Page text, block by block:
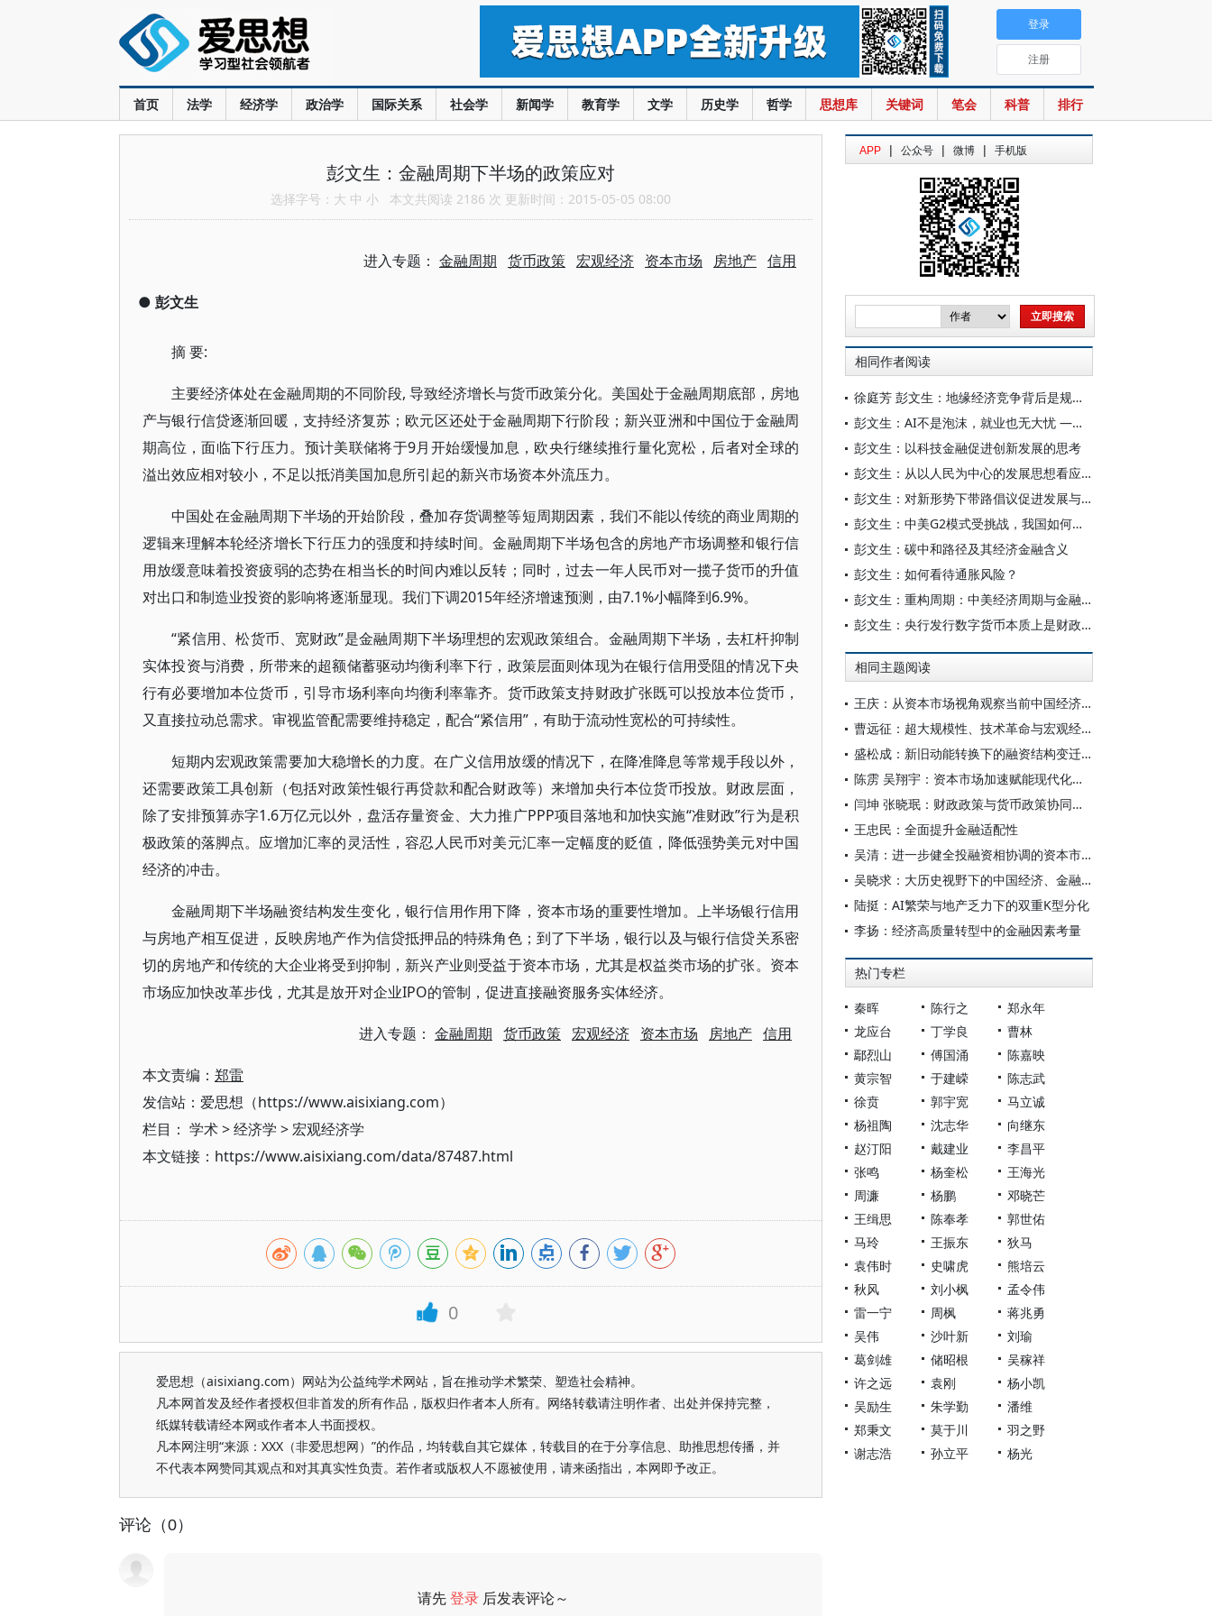
首页 法学 经济学 政治学 国际关系 社会学 新闻学 教育学 文学 历史学 哲学 思想库 关键词 笔会 科普 排行
登录
注册
彭文生：金融周期下半场的政策应对
选择字号： 大 中 小 本文共阅读 2186 次 更新时间：2015-05-05 08:00
进入专题： 金融周期 货币政策 宏观经济 资本市场 房地产 信用
● 彭文生
摘 要:
主要经济体处在金融周期的不同阶段, 导致经济增长与货币政策分化。美国处于金融周期底部，房地
产与银行信贷逐渐回暖，支持经济复苏；欧元区还处于金融周期下行阶段；新兴亚洲和中国位于金融周
期高位，面临下行压力。预计美联储将于9月开始缓慢加息，欧央行继续推行量化宽松，后者对全球的
溢出效应相对较小，不足以抵消美国加息所引起的新兴市场资本外流压力。
中国处在金融周期下半场的开始阶段，叠加存货调整等短周期因素，我们不能以传统的商业周期的
逻辑来理解本轮经济增长下行压力的强度和持续时间。金融周期下半场包含的房地产市场调整和银行信
用放缓意味着投资疲弱的态势在相当长的时间内难以反转；同时，过去一年人民币对一揽子货币的升值
对出口和制造业投资的影响将逐渐显现。我们下调2015年经济增速预测，由7.1%小幅降到6.9%。
“紧信用、松货币、宽财政”是金融周期下半场理想的宏观政策组合。金融周期下半场，去杠杆抑制
实体投资与消费，所带来的超额储蓄驱动均衡利率下行，政策层面则体现为在银行信用受阻的情况下央
行有必要增加本位货币，引导市场利率向均衡利率靠齐。货币政策支持财政扩张既可以投放本位货币，
又直接拉动总需求。审视监管配需要维持稳定，配合“紧信用”，有助于流动性宽松的可持续性。
短期内宏观政策需要加大稳增长的力度。在广义信用放缓的情况下，在降准降息等常规手段以外，
还需要政策工具创新（包括对政策性银行再贷款和配合财政等）来增加央行本位货币投放。财政层面，
除了安排预算赤字1.6万亿元以外，盘活存量资金、大力推广PPP项目落地和加快实施“准财政”行为是积
极政策的落脚点。应增加汇率的灵活性，容忍人民币对美元汇率一定幅度的贬值，降低强势美元对中国
经济的冲击。
金融周期下半场融资结构发生变化，银行信用作用下降，资本市场的重要性增加。上半场银行信用
与房地产相互促进，反映房地产作为信贷抵押品的特殊角色；到了下半场，银行以及与银行信贷关系密
切的房地产和传统的大企业将受到抑制，新兴产业则受益于资本市场，尤其是权益类市场的扩张。资本
市场应加快改革步伐，尤其是放开对企业IPO的管制，促进直接融资服务实体经济。
进入专题： 金融周期 货币政策 宏观经济 资本市场 房地产 信用
本文责编： 郑雷
发信站：爱思想（https://www.aisixiang.com）
栏目： 学术>经济学 >宏观经济学
本文链接：https://www.aisixiang.com/data/87487.html
0
爱思想（aisixiang.com）网站为公益纯学术网站，旨在推动学术繁荣、塑造社会精神。
凡本网首发及经作者授权但非首发的所有作品，版权归作者本人所有。网络转载请注明作者、出处并保持完整，
纸媒转载请经本网或作者本人书面授权。
凡本网注明“来源：XXX（非爱思想网）”的作品，均转载自其它媒体，转载目的在于分享信息、助推思想传播，并
不代表本网赞同其观点和对其真实性负责。若作者或版权人不愿被使用，请来函指出，本网即予改正。
评论（0）
请先登录 后发表评论～
APP | 公众号 | 微博 | 手机版
相同作者阅读
徐庭芳 彭文生：地缘经济竞争背后是规模竞争
彭文生：AI不是泡沫，就业也无大忧 ——可以两全吗
彭文生：以科技金融促进创新发展的思考
彭文生：从以人民为中心的发展思想看应对总需求不足
彭文生：对新形势下带路倡议促进发展与合作的几点思考
彭文生：中美G2模式受挑战，我国如何应对？
彭文生：碳中和路径及其经济金融含义
彭文生：如何看待通胀风险？
彭文生：重构周期：中美经济周期与金融周期的分歧、冲突与互动
彭文生：央行发行数字货币本质上是财政行为
相同主题阅读
王庆：从资本市场视角观察当前中国经济的结构特征
曹远征：超大规模性、技术革命与宏观经济的再平衡
盛松成：新旧动能转换下的融资结构变迁及对货币政策的思考
陈雳 吴翔宇：资本市场加速赋能现代化产业体系构建
闫坤 张晓珉：财政政策与货币政策协同发力 宏观经济治理效能提升
王忠民：全面提升金融适配性
吴清：进一步健全投融资相协调的资本市场功能 更好服务新质生产力和经济高质量发展——在2026陆家嘴论坛上的主题演讲
吴晓求：大历史视野下的中国经济、金融和资本市场
陆挺：AI繁荣与地产乏力下的双重K型分化
李扬：经济高质量转型中的金融因素考量
热门专栏
秦晖 陈行之
郑永年
龙应台
丁学良
曹林
鄢烈山
傅国涌
陈嘉映
黄宗智
于建嵘
陈志武
徐贲
郭宇宽
马立诚
杨祖陶
沈志华
向继东
赵汀阳
戴建业
李昌平
张鸣
杨奎松
王海光
周濂
杨鹏
邓晓芒
王缉思
陈奉孝
郭世佑
马玲
王振东
狄马
袁伟时
史啸虎
熊培云
秋风
刘小枫
孟令伟
雷一宁
周枫
蒋兆勇
吴伟
沙叶新
刘瑜
葛剑雄
储昭根
吴稼祥
许之远
袁刚
杨小凯
吴励生
朱学勤
潘维
郑秉文
莫于川
羽之野
谢志浩
孙立平 杨光